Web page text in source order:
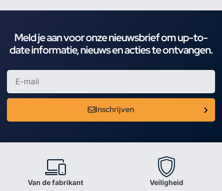
Meld je aan voor onze nieuwsbrief om up-to-
date informatie, nieuws en acties te ontvangen.
Inschrijven
Van de fabrikant Veiligheid